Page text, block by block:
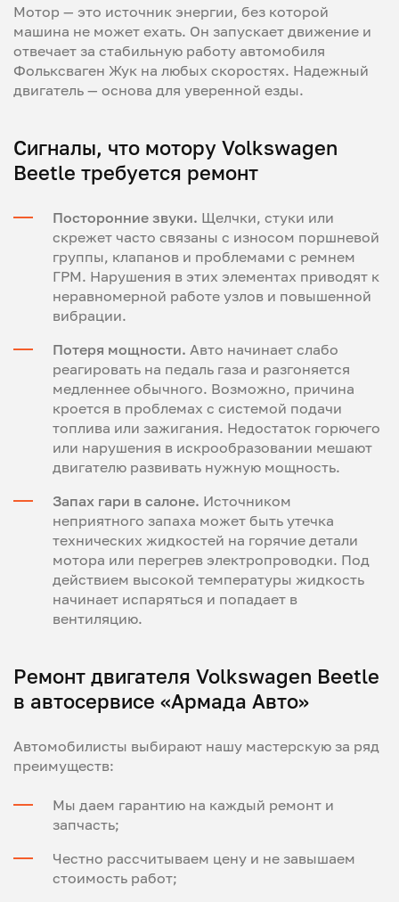
Мотор — это источник энергии, без которой
машина не может ехать. Он запускает движение и
отвечает за стабильную работу автомобиля
Фольксваген Жук на любых скоростях. Надежный
двигатель — основа для уверенной езды.
Сигналы, что мотору Volkswagen
Beetle требуется ремонт
Посторонние звуки. Щелчки, стуки или
скрежет часто связаны с износом поршневой
группы, клапанов и проблемами с ремнем
ГРМ. Нарушения в этих элементах приводят к
неравномерной работе узлов и повышенной
вибрации.
Потеря мощности. Авто начинает слабо
реагировать на педаль газа и разгоняется
медленнее обычного. Возможно, причина
кроется в проблемах с системой подачи
топлива или зажигания. Недостаток горючего
или нарушения в искрообразовании мешают
двигателю развивать нужную мощность.
Запах гари в салоне. Источником
неприятного запаха может быть утечка
технических жидкостей на горячие детали
мотора или перегрев электропроводки. Под
действием высокой температуры жидкость
начинает испаряться и попадает в
вентиляцию.
Ремонт двигателя Volkswagen Beetle
в автосервисе «Армада Авто»
Автомобилисты выбирают нашу мастерскую за ряд
преимуществ:
Мы даем гарантию на каждый ремонт и
запчасть;
Честно рассчитываем цену и не завышаем
стоимость работ;